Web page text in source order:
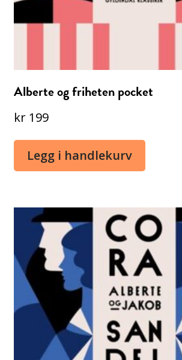
Alberte og friheten pocket
kr 199
Legg i handlekurv